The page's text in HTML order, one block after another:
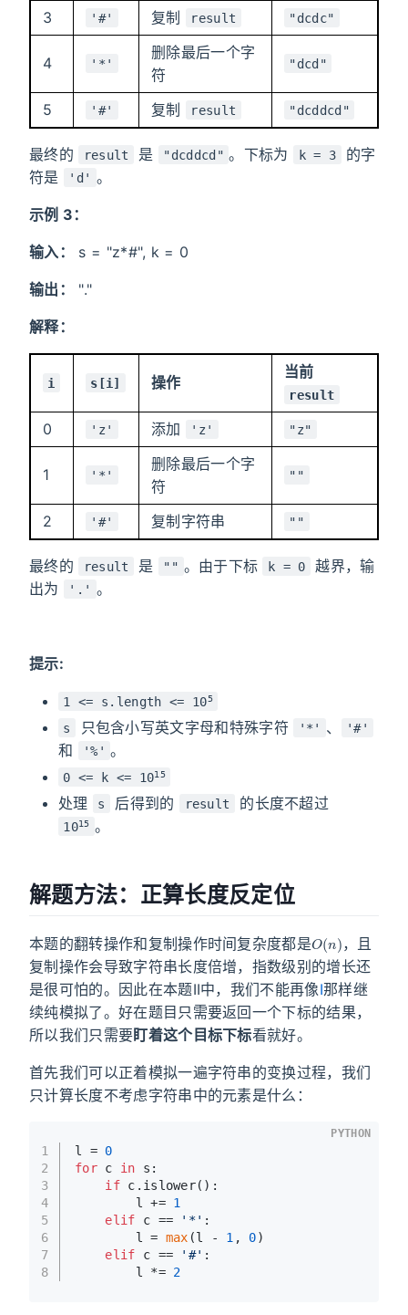
3 '#' 复制 result "dcdc"
4 '*'
删除最后一个字
符
"dcd"
5 '#' 复制 result "dcddcd"
最终的 result 是 "dcddcd" 。下标为 k = 3
的字
符是
'd' 。
示例 3：
输入： s = "z*#", k = 0
输出： "."
解释：
i s[i] 操作
当前
result
0 'z' 添加 'z' "z"
1 '*'
删除最后一个字
符
""
2 '#' 复制字符串 ""
最终的 result 是 "" 。由于下标 k = 0
越界，输
出为
'.' 。
提示:
1 <= s.length <= 105
s 只包含小写英文字母和特殊字符 '*' 、 '#'
和 '%' 。
0 <= k <= 1015
处理 s 后得到的 result 的长度不超过
1015 。
解题方法：正算长度反定位
本题的翻转操作和复制操作时间复杂度都是
，且
复制操作会导致字符串长度倍增，指数级别的增长还
是很可怕的。因此在本题II中，我们不能再像I那样继
续纯模拟了。好在题目只需要返回一个下标的结果，
所以我们只需要盯着这个目标下标看就好。
首先我们可以正着模拟一遍字符串的变换过程，我们
只计算长度不考虑字符串中的元素是什么：
1
2
3
4
5
6
7
8
l = 0
for c in s:
if c.islower():
        l +=
1
elif c == '*' :
        l =
max (l - 1 , 0)
elif c == '#' :
        l *=
2
PYTHON